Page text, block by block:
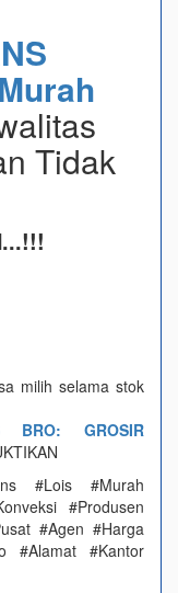
Tidak
milih selama stok
BRO: GROSIR
#Lois #Murah
#Produsen
#Agen #Harga
#Alamat #Kantor